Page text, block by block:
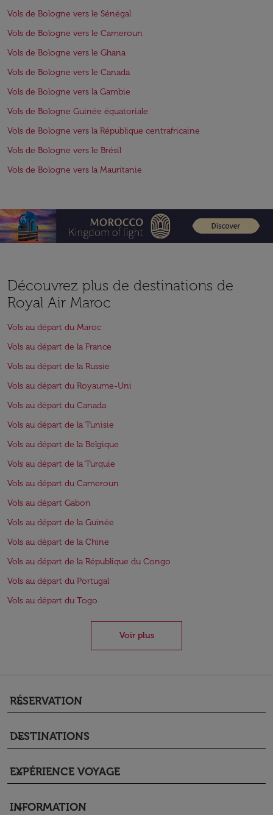
Vols de Bologne vers le Sénégal
Vols de Bologne vers le Cameroun
Vols de Bologne vers le Ghana
Vols de Bologne vers le Canada
Vols de Bologne vers la Gambie
Vols de Bologne Guinée équatoriale
Vols de Bologne vers la République centrafricaine
Vols de Bologne vers le Brésil
Vols de Bologne vers la Mauritanie
Découvrez plus de destinations de
Royal Air Maroc
Vols au départ du Maroc
Vols au départ de la France
Vols au départ de la Russie
Vols au départ du Royaume-Uni
Vols au départ du Canada
Vols au départ de la Tunisie
Vols au départ de la Belgique
Vols au départ de la Turquie
Vols au départ du Cameroun
Vols au départ Gabon
Vols au départ de la Guinée
Vols au départ de la Chine
Vols au départ de la République du Congo
Vols au départ du Portugal
Vols au départ du Togo
Voir plus
RÉSERVATION
keyboard_arrow_down
DESTINATIONS
keyboard_arrow_down
EXPÉRIENCE VOYAGE
keyboard_arrow_down
INFORMATION
keyboard_arrow_down